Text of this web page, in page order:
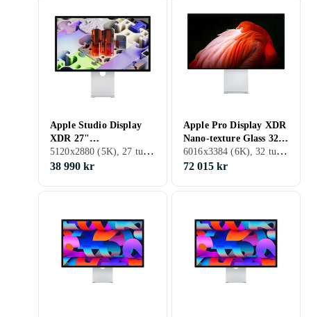
Apple Studio Display
XDR 27"
Nanotexturglas –
VESA-
5120x2880 (5K), 27 tum, LED LCD, 120 Hz
38 990 kr
Apple Pro Display XDR
Nano-texture Glass 32"
6K IPS
6016x3384 (6K), 32 tum, LCD, 60 Hz
72 015 kr